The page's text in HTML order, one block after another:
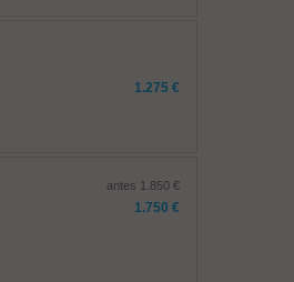
1.275 €
antes 1.850 €
1.750 €